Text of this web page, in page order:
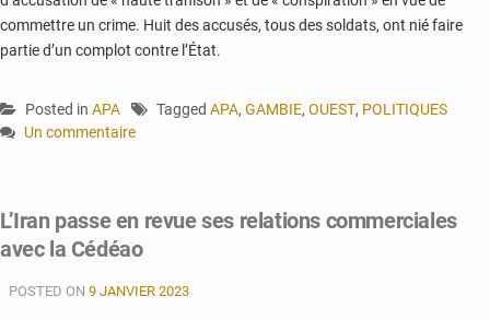
commettre un crime. Huit des accusés, tous des soldats, ont nié faire
partie d’un complot contre l’État.
Posted in APA Tagged APA, GAMBIE, OUEST, POLITIQUES
Un commentaire
un
des
du
L’Iran passe en revue ses relations commerciales
avec la Cédéao
POSTED ON 9 JANVIER 2023